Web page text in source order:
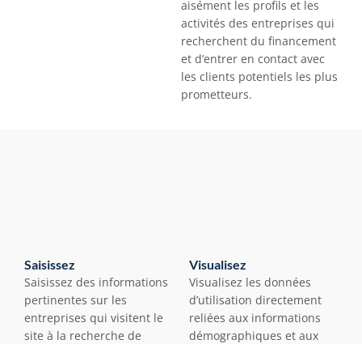
aisément les profils et les
activités des entreprises qui
recherchent du financement
et d’entrer en contact avec
les clients potentiels les plus
prometteurs.
Saisissez
Saisissez des informations
pertinentes sur les
entreprises qui visitent le
site à la recherche de
Visualisez
Visualisez les données
d’utilisation directement
reliées aux informations
démographiques et aux